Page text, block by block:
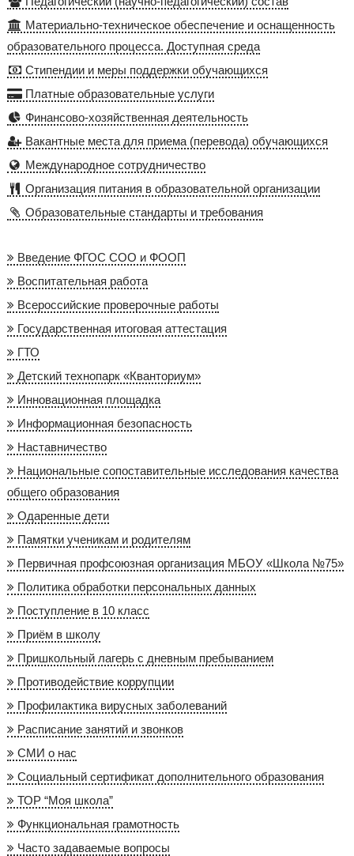
Материально-техническое обеспечение и оснащенность
образовательного процесса. Доступная среда
Стипендии и меры поддержки обучающихся
Платные образовательные услуги
Финансово-хозяйственная деятельность
Вакантные места для приема (перевода) обучающихся
Международное сотрудничество
Организация питания в образовательной организации
Образовательные стандарты и требования
Введение ФГОС СОО и ФООП
Воспитательная работа
Всероссийские проверочные работы
Государственная итоговая аттестация
ГТО
Детский технопарк «Кванториум»
Инновационная площадка
Информационная безопасность
Наставничество
Национальные сопоставительные исследования качества
общего образования
Одаренные дети
Памятки ученикам и родителям
Первичная профсоюзная организация МБОУ «Школа №75»
Политика обработки персональных данных
Поступление в 10 класс
Приём в школу
Пришкольный лагерь с дневным пребыванием
Противодействие коррупции
Профилактика вирусных заболеваний
Расписание занятий и звонков
СМИ о нас
Социальный сертификат дополнительного образования
ТОР “Моя школа”
Функциональная грамотность
Часто задаваемые вопросы